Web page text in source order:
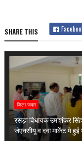
SHARE THIS
जिला जवार
रसड़ा विधायक उमाशंकर
जेएनसीयू व दवा मार्केट मे